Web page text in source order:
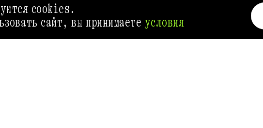
cookies.
сайт, вы принимаете условия